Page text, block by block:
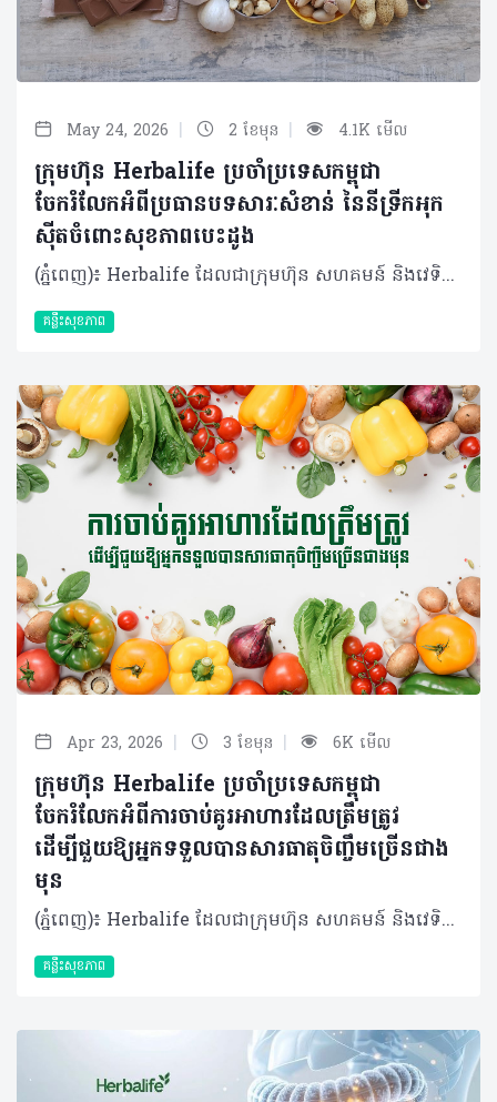
May 24, 2026 | 2 ខែមុន | 4.1K មើល
ក្រុមហ៊ុន Herbalife ប្រចាំប្រទេសកម្ពុជា
ចែករំលែកអំពីប្រធានបទសារៈសំខាន់ នៃនីទ្រីកអុក
ស៊ីតចំពោះសុខភាពបេះដូង
(ភ្នំពេញ)៖ Herbalife ដែលជាក្រុមហ៊ុន សហគមន៍ និងវេទិកាភ្ជាប់ទំនាក់ទំនងលំដាប់ថ្នាក់ពិភពលោក ផ្នែកសុខភាព និងសុខុមាលភាពបានចែករំលែកអំពីសារៈសំខាន់នៃនីទ្រីកអុកស៊ីតចំពោះសុខភាពបេះដូង និងថាតើអ្វីទៅជាការជំរុញនីទ្រីកអុកស៊ីត? មានកត្តាជាច្រើនក្នុងការរស់នៅឱ្យបានល្អបំផុត ហើយក៏មិនចាំបាច់ពិបាកស្មុគស្មាញអ្វីច្រើននោះដែរ។ មានវិធីសាមញ្ញមួយចំនួនដើម្បីគាំទ្រដល់សុខភាពបេះដូងរបស់អ្នកឱ្យមានសុខភាពល្អគឺ តាមរយៈរបបអាហារត្រឹមត្រូវ ការហាត់ប្រាណឱ្យបានទៀងទាត់ និងការទទួលទានអាហាររូបត្ថម្ភជំនួយ។របបអាហារ និងលំហាត់ប្រាណគឺងាយស្រួល ប៉ុន្តែអាហាររូបត្ថម្ភជំនួយវិញ? វិធីដ៏ល្អបំផុតមួយដើម្បីជួយការពារបេះដូងរបស់អ្នកគឺ តាមរយៈនីទ្រីកអុកស៊ីត ឬ ពាក្យកាត់ NO។ តើនីទ្រីកអុកស៊ីតដំណើរការយ៉ាងដូចម្តេច? នីទ្រីកអុកស៊ីត គឺជាឧស្ម័នដែលកើតឡើងពីធម្មជាតិដែលមាននៅទាំងក្នុង និងក្រៅរាងកាយ។ វាការពារប្រព័ន្ធសរសៃឈាមបេះដូងរបស់អ្នកពីការខូចខាត និងការចុះខ្សោយតាមវ័យ ដោយលើកកម្ពស់ភាពយឺត នៃសរសៃឈាម។ នីទ្រីកអុកស៊ីតជួយឱ្យជញ្ជាំងសរសៃឈាមរបស់អ្នកសម្រាក និងរីកធំ ដើម្បីឱ្យកោសិកាឈាមអាចរត់បានយ៉ាងងាយស្រួល។ ដំណើរការនេះអនុញ្ញាតឱ្យសារធាតុចិញ្ចឹម និងអុកស៊ីហ្សែនត្រូវបានបញ្ជូនទៅកាន់រាងកាយឱ្យកាន់តែមានប្រសិទ្ធភាព។ អត្ថប្រយោជន៍ នៃនីទ្រីកអុកស៊ីត នីទ្រីកអុកស៊ីតត្រូវបានគេហៅថាជា "Miracle Molecule" ឬ “ម៉ូលេគុលអស្ចារ្យ” ដោយសារតែអត្ថប្រយោជន៍ជាច្រើនដែលវាមាន។ ផ្អែកលើការសិក្សាមួយដែលបានចុះផ្សាយក្នុងទស្សនាវដ្តីវេជ្ជសាស្ត្រ The Journal of Preventive Medicine and Hygiene បានបង្ហាញឱ្យឃើញពីអត្ថប្រយោជន៍របស់នីទ្រីកអុកស៊ីតដូចខាងក្រោម៖ • ជួយគាំទ្រដល់ដំណើរការបេះដូង • រក្សាសរសៃឈាមឱ្យមានភាពបត់បែន • ធ្វើឱ្យលំហូរឈាមប្រសើរឡើង • គាំទ្រដល់គ្រប់កោសិកាទាំងអស់នៅក្នុងរាងកាយរបស់អ្នក • ជំរុញមុខងារបេះដូង ខួរក្បាល និងសរីរាង្គផ្សេងៗទៀតផងដែរ ការធ្វើឱ្យលំហូរឈាម និងការចរាចរឈាមប្រសើរឡើង នឹងជួយសម្រាលបន្ទុកការងាររបស់បេះដូង។ បេះដូងតែងតែច្របាច់បញ្ជូនកោសិកាឈាមផ្តល់​ថាមពលដល់គ្រប់សាច់ដុំ និងសរីរាង្គក្នុងរាងកាយ។ នីទ្រីកអុកស៊ីតជួយឱ្យសរសៃឈាមសម្រាក អនុញ្ញាតិឱ្យកោសិកាទាំងអស់អាចធ្វើចលនា និងរក្សាសម្ពាធឈាមឱ្យស្ថិតក្នុងកម្រិតដែលមានសុខភាពល្អ។ ការផលិតនីទ្រីកអុកស៊ីត រាងកាយផលិតនីទ្រីកអុកស៊ីតដោយធម្មជាតិក្នុងកំឡុងពេលរំលាយអាហារនៅពេលដែលប្រូតេអ៊ីនត្រូវបានបំបែកទៅជាអាស៊ីតអាមីណូដូចជា L-arginine និង L-citrulline។ នៅពេលដែលសារធាតុ L-arginine ត្រូវបានស្រូបចូលទៅក្នុងកោសិកាដែលនៅតាមជញ្ជាំងសរសៃឈាមរបស់អ្នក វានឹងបំប្លែងទៅជានីទ្រីកអុកស៊ីត (NO)។ L-citrulline គឺជាផលដែលកើតចេញពីការបំប្លែងនោះ ហើយវាដើរតួអ្នកជាការបន្ថែមថាមពល ប៉ុន្តែឥទ្ធិពលវាគឺមានរយៈពេលខ្លី។ នីទ្រីកអុកស៊ីតត្រូវបានបំផ្លាញចោលដោយសារម៉ូលេគុលអុកស៊ីហ្សែនសកម្មក្នុងរយៈពេលតែមួយវិនាទីប៉ុណ្ណោះ បន្ទាប់ពីការផលិត។ ការការពារកម្រិតនីទ្រីកអុកស៊ីត សារធាតុប្រឆាំងអុកស៊ីតកម្ម គឺជាវិធីមួយដើម្បីការពារកម្រិតនីទ្រីកអុកស៊ីតនៅក្នុងរាងកាយរបស់អ្នក។ សារធាតុប្រឆាំងអុកស៊ីតកម្មទាំងនេះជួយឱ្យរាងកាយស្រូបយកម៉ូលេគុលអុកស៊ីហ្សែនសកម្ម មុនពេលពួកវាអាចបង្កៃការខូចខាតណាមួយដល់នីទ្រីកអុកស៊ីត។ តាមរយៈការទទួលទានវីតាមីន C និង E រួមគ្នាជាមួយអាស៊ីត alpha lipoic អ្នកអាចជួយបង្កើតរបាំងការពារសម្រាប់នីទ្រីកអុកស៊ីតបាន។ បន្ទាប់ពីអាយុ ៣០ ឆ្នាំឡើង បរិមាណនីទ្រីកអុកស៊ីតដែលផលិតដោយធម្មជាតិក្នុងរាងកាយចាប់ផ្តើមថយចុះ។ ដូច្នោះហើយទើបវាជាការចាំបាច់ក្នុងជួយការពារ និងជម្រុះការបន្ថែមការផលិត NO ដើម្បីគាំទ្រដល់ប្រព័ន្ធសរសៃឈាមបេះដូងឱ្យមានសុខភាពល្អ។ ការជម្រុញនីទ្រីកអុកស៊ីត ដើម្បីជំរុញការផលិតនីទ្រីកអុកស៊ីតក្នុងរាងកាយ មានរឿងមួយចំនួនដែលអ្នកអាចធ្វើបានជារៀងរាល់ថ្ងៃ។ ជាទូទៅ វាអាស្រ័យលើរបបអាហារ ការហាត់ប្រាណ និងការទទួលទានអាហារូបត្ថម្ភដើម្បីជួយបំពេញបន្ថែម។ ចំពោះអាហារូបត្ថម្ភ អ្នកគួរទទួលទានអាហារដែលសម្បូរសារធាតុចិញ្ចឹមរួមមាន៖ • ប្រូតេអ៊ីនដែលមានគុណភាពខ្ពស់ដូចជាសណ្តែកសៀង សាច់ គ្រាប់ធញ្ញជាតិ ទឹកដោះគោ និងអាហារក្រឡុកប្រូតេអ៊ីន • បន្លែដែលមានសារធាតុនីត្រាតខ្ពស់ដូចជា គិនឆាយ សាឡាត់ មើមឆៃថាវក្រហម ស្ពៃពួយឡេង និងអាហារបំប៉នបន្លែបៃតង ក៏ជាជម្រើសដ៏ល្អដែរ • អាស៊ីតខ្លាញ់អូមេហ្គា ៣ ក៏ជួយកាត់បន្ថយការរលាកក្នុងរាងកាយផងដែរ របបអាហារដែលមានតុល្យភាពមិនមែនជាវិធីតែមួយគត់ដើម្បីបង្កើនកម្រិតនីទ្រីកអុកស៊ីតរបស់អ្នកនោះទេ។ វាក៏សំខាន់ផងដែរក្នុងការផ្តោតលើសុខុមាលភាពទូទៅរបស់អ្នកដូចជា៖ • ធានាថាអ្នកបានរក្សាជាតិទឹកបានគ្រប់គ្រាន់ • គេងឱ្យបានគ្រប់គ្រាន់ • និងបង្កើនសកម្មភាពរាងកាយ ការហាត់ប្រាណគឺជាចំណុចសំខាន់មួយ ព្រោះការផលិតនីទ្រីកអុកស៊ីតកើនឡើងយ៉ាងខ្លាំងក្នុងកំឡុងពេលធ្វើសកម្មភាពរាងកាយគ្រប់កម្រិត។ មិនថាការដើរ រត់ ជិះកង់ ហែលទឹក ឬសូម្បីតែការឡើងជណ្តើរ សុទ្ធតែជួយទ្រទ្រង់កម្រិត NO និងរបៀបរស់នៅដែលមានសុខភាពល្អទាំងអស់។ ការប្រើប្រាស់អាហារូបត្ថម្ភជំនួយ ក៏ជាកត្តាសំខាន់ផងដែរ ព្រោះសូម្បីតែរបបអាហារដែលមានតុល្យភាពបំផុតក៏នៅតែមានចន្លោះខ្វះខាតសារធាតុចិញ្ចឹមដែរ។ ដូច្នោះហើយអាហារូបត្ថម្ភជំនួយដូចជា អាហារក្រឡុកប្រូតេអ៊ីន អាហារូបត្ថម្ភជំនួយបន្លែបៃតង និងអូមេហ្គា ៣ គឺអាចជួយបំពេញចន្លោះខ្វះខាតបានយ៉ាងច្រើន។ សម្រាប់ការគាំទ្រកម្រិតនីទ្រីកអុកស៊ីត អាស៊ីតអាមីណូដូចជា L-arginine និង L-citrulline វីតាមីន C និង E អាស៊ីត alpha lipoic និងអាស៊ីតហ្វូលិក គឺពិតជាត្រូវការចាំបាច់។ ផលិតផល Herbalife® Vitality Amino Drink មានផ្ទុកនូវគ្រឿងផ្សំទាំងអស់នេះ និងជាជម្រើសដ៏ល្អសម្រាប់គាំទ្រដល់សុខភាពសរសៃឈាមបេះដូងរបស់អ្នក។ Vitality Amino Drink រួមបញ្ចូលគ្នានូវអាស៊ីតអាមីណូ និងសារធាតុប្រឆាំងអុកស៊ីតកម្មដែលចាំបាច់ដើម្បីគាំទ្រដល់ការផលិត និងរក្សាកម្រិត NO ដើម្បីរក្សាសរសៃឈាមឱ្យមានភាពបត់បែន។ ផលិតផល Herbalife24® Rebuild Strength ក៏ជាជម្រើសដ៏ល្អមួយទៀតដែលជួយបង្កើនកម្រិត NO ក្នុងរាងកាយរបស់អ្នក។ នៅពេលទទួលទានមុនពេលហាត់ប្រាណ វាជួយគាំទ្រដល់លំហូរឈាម និងធ្វើឱ្យសមត្ថភាពកីឡា និងភាពធន់ប្រសើរឡើង។ ការរក្សាកម្រិតនីទ្រីកអុកស៊ីតឱ្យបានខ្ពស់ គឺជាគន្លឹះសម្រាប់សុខភាពរាងកាយ និងបេះដូង ។ អ្នកអាចជួយឱ្យបេះដូងមានសុខភាពល្អទៅតាមវ័យ តាមរយៈការរក្សាភាពបត់បែននៃសរសៃឈាម និងការកែលម្អលំហូរឈាមក្នុងរាងកាយ ជាមួយនឹងសារធាតុ L-arginine និង L-citrulline ដែលមាននៅក្នុងផលិតផល Vitality Amino Drink ។ ការផ្ដោតលើរបបអាហារដែលមានតុល្យភាព ការហាត់ប្រាណឱ្យបានទៀងទាត់ និងការទទួលបានកម្រិត NO ឱ្យបានគ្រប់គ្រាន់ គឺជាគន្លឹះក្នុងការគាំទ្រដល់សុខភាពបេះដូង និងការរស់នៅឱ្យបានល្អបំផុត។ អំពីក្រុមហ៊ុន Herbalife ក្រុមហ៊ុន Herbalife (NYSE: HLF) គឺជាក្រុមហ៊ុនសុខភាព និងសុខុមាលភាពឈានមុខគេ និងជាសហគមន៍ដែលកំពុងផ្លាស់ប្តូរជីវិតរបស់មនុស្សជាមួយនឹងផលិតផលអាហារូបត្ថម្ភដ៏អស្ចារ្យ និងជាឱកាសអាជីវកម្មសម្រាប់សមាជិកឯករាជ្យរបស់ខ្លួនចាប់តាំងពីឆ្នាំ 1980។ ក្រុមហ៊ុនផ្តល់ជូននូវផលិតផលដែលគាំទ្រដោយវិទ្យាសាស្រ្តដល់អ្នកប្រើប្រាស់នៅក្នុងទីផ្សារជាង 90។ តាមរយៈសមាជិកឯករាជ្យដែលផ្តល់ជូននូវការបណ្តុះបណ្តាល​មួយទល់មួយ និងផ្តល់ការគាំទ្រសហគមន៍ដោយបំផុសគំនិតឱ្យអតិថិជនប្រកាន់ខ្ជាប់នូវរបៀបរស់នៅដែលមានភាពសកម្ម។
គន្លឹះសុខភាព
Apr 23, 2026 | 3 ខែមុន | 6K មើល
ក្រុមហ៊ុន Herbalife ប្រចាំប្រទេសកម្ពុជា
ចែករំលែកអំពីការចាប់គូរអាហារដែលត្រឹមត្រូវ
ដើម្បីជួយឱ្យអ្នកទទួលបានសារធាតុចិញ្ចឹមច្រើនជាង
មុន
(ភ្នំពេញ)៖ Herbalife ដែលជាក្រុមហ៊ុន សហគមន៍ និងវេទិកាភ្ជាប់ទំនាក់ទំនង លំដាប់ថ្នាក់ពិភពលោក ផ្នែកសុខភាព និងសុខុមាលភាពបានចែករំលែកអំពី ការចាប់គូរអាហារដោយឆ្លាតវៃ ដើម្បីជួយឱ្យអ្នកទទួលបានសារធាតុចិញ្ចឹមច្រើនជាងមុន។ អាហារូបត្ថម្ភល្អមិនមែនសំដៅលើការទទួលទានតែអាហារដែលកំពូល (Superfood) ឬវីតាមីនតែមួយមុខៗនោះទេ។ ផ្ទុយទៅវិញគឺជាការទទួលទានឱ្យមានតុល្យភាពចម្រុះមុខ ដើម្បីផ្តល់សារធាតុចិញ្ចឹមគ្រប់គ្រាន់ដល់រាងកាយសម្រាប់ការលូតលាស់ និងសុខុមាលភាពទូទៅ។ ការចាប់គូអាហារនឹងជួយឱ្យរាងកាយស្រូបយក និងប្រើប្រាស់សារធាតុចិញ្ចឹមទាំងនោះបានកាន់តែមានប្រសិទ្ធភាព។ វិទ្យាសាស្ត្រអាហារូបត្ថម្ភបានទទួលស្គាល់ថា ការរួមបញ្ចូលគ្នានៃអាហារមួយចំនួនអាចមានឥទ្ធិពលលើកម្រិតសារធាតុចិញ្ចឹមអាចត្រូវបានស្រូបយក និងប្រើប្រាស់ដោយរាងកាយ។ ដូចនេះ អ្នកក៏មានអំណាចអាចជម្រុញការស្រូបយកសារធាតុចិញ្ចឹមនៃសារពាង្គកាយខាងក្នុងបានផងដែរ តាមរយៈការផ្គួរផ្គងអាហារនីមួយៗដោយខ្លួនឯង។ វិធីមួយក្នុងចំណោមវិធីដែលងាយស្រួលបំផុតនោះ គឺការផ្លាស់ប្តូរមុខម្ហូប និងការទទួលទានអាហារសុខភាពចម្រុះឱ្យបានទៀងទាត់ ជាជាងការទទួលទានអាហារដដែលៗរាល់ថ្ងៃ។ តើអ្នកមានដឹងទេថាការផ្គូរផ្គងអាហារមួយចំនួនអាចផ្តល់អត្ថប្រយោជន៍ដល់រាងកាយច្រើនជាងការដែលអ្នកញ៉ាំអាហារទាំងនោះដាច់ដោយឡែកពីគ្នា? ការចាប់គូរអាហារឆ្លាតវៃទាំង ៥ យ៉ាង៖ បន្លែចម្រុះ ដូចជា ស្ពៃពួយឡេង ការ៉ុត ម្ទេសប្លោក និងប៉េងប៉ោះ មានផ្ទុកសារធាតុ Carotenoids មិនត្រឹមតែធ្វើឱ្យរុក្ខជាតិមានពណ៌ស្រស់ស្អាតប៉ុណ្ណឹងទេ ប៉ុន្តែវាក៏ដើរតួជាសារធាតុប្រឆាំងអុកស៊ីតកម្មផងដែរ។ សមាសធាតុនេះវារលាយក្នុងខ្លាញ់ មានន័យថាវានឹងត្រូវបានស្រូបយកបានល្អប្រសើរ នៅពេលញ៉ាំជាមួយជាតិខ្លាញ់ខ្លះ។ អ្នកអាចបន្ថែមជាតិខ្លាញ់ល្អបានតាមវិធីជាច្រើន៖ លាយប្រេងអូលីវលើសាឡាត់ បន្ថែមគ្រាប់ធញ្ញជាតិបន្តិចបន្តួចទៅក្នុងបន្លែឆ្អិន ឬបន្ថែមផ្លែបឺរជាដើម។ តាមរយៈការធ្វើបែបនេះ រាងកាយរបស់អ្នកអាចស្រូបយកសារធាតុប្រឆាំងអុកស៊ីតកម្មដ៏មានប្រយោជន៍ទាំងនេះបានកាន់តែប្រសើរ។ វីតាមីន C ជាមួយជាតិដែក ជួយទ្រទ្រង់ដល់ដំណើរអុកស៊ីសែន និងជួយដល់មេតាប៉ូលីសក្នុងការបំប្លែងអាហារជាថាមពល។ វីតាមីន និងជាតិដែកនេះមាននៅក្នុងប្រភពរុក្ខជាតិ និងសាច់សត្វ។ ជាតិដែកប្រភេទ Heme ដែលមាននៅក្នុង សាច់បក្សី ត្រី និងស៊ុត រាងកាយងាយស្រូបយកដោយមានប្រសិទ្ធភាព ខណៈដែលជាតិដែកប្រភេទ Non-heme ពីអាហាររុក្ខជាតិដូចជា សណ្តែក សណ្តែកបណ្តុះ ស្ពៃពួយឡេង និងធញ្ញជាតិ រាងកាយស្រូបយកបានតិចតែប៉ុណ្ណោះ។ វីតាមីន C ជួយបង្កើនការស្រូបយកជាតិដែកប្រភេទ Non-heme នេះ។ អ្នកអាចទទួលទានបន្ថែមវីតាមីន C រួមគ្នា តួយ៉ាងការទទួលទានប៉េងប៉ោះ ផ្លែក្រូច និងស្ត្របឺរី ដោយយកពួកវាទៅលាយបញ្ចូលនិងមុខម្ហូបដទៃដែលសម្បូរវីតាមីន C ស្រាប់ ដើម្បីជួយឱ្យរាងកាយរបស់អ្នកស្រូបយកជាតិដែកប្រភេទ Non-heme នេះបានដោយមានប្រសិទ្ធភាព។ អាហារក្រឡុកប្រូតេអ៊ីន ដែលមានបន្ថែមជាតិដែកមករួចស្រេច ក៏អាចជួយបំពេញតម្រូវការជាតិដែកបានដែរ ហើយនៅពេលចាប់គូជាមួយអាហារសម្បូរវីតាមីន C ជាតិដែកនឹងត្រូវបានស្រូបយកយ៉ាងល្អប្រសើរ។​ ដូច្នោះអ្នកអាចសាកបន្ថែមផ្លែឈើដូចជា ផ្លែម្នាស់ ស្ត្រប៊ឺរី ឬផ្លែស្វាយ ទៅក្នុងអាហារក្រឡុករបស់អ្នកបាន។ ការបន្ថែមបន្តិចបន្តួចទាំងនេះ អាចបង្កើតភាពខុសប្លែកគ្នា ក្នុងការបំពេញតម្រូវការសារធាតុចិញ្ចឹមប្រចាំថ្ងៃបាន។ តែបៃតង ជាមួយអាហារដែលសម្បូរវីតាមីន C តែបៃតងមានសមាសធាតុរុក្ខជាតិដ៏មានប្រយោជន៍ហៅថា Catechins ដែលដើរតួជាសារធាតុប្រឆាំងអុកស៊ីតកម្ម។ ការបន្ថែមក្រូចឆ្មារទៅក្នុងតែរបស់អ្នក ឬការទទួលទានវារួមជាមួយផ្លែឈើដែលសម្បូរវីតាមីន C (ដូចជា ក្រូច ស្ត្រប៊ឺរី ឬគីវី) ជួយឱ្យការស្រូបយកសមាសធាតុទាំងនេះមានភាពប្រសើរឡើង។ ប្រសិនបើអ្នកមានទម្លាប់ទទួលទានតែបៃតង ការចាប់គូវាជាមួយអាហារសម្រន់ដែលមានតុល្យភាព និងមានវីតាមីន C គឺរឹតតែល្អ។ ហើយប្រសិនបើអាហារសម្រន់របស់អ្នកមានជាតិប្រូតេអ៊ីន និងជាតិសរសៃ (Fiber) ច្រើនទៀត នោះវាកាន់តែប្រសើរព្រោះវានឹងជួយផ្តល់ថាមពលបានយូរ។ វីតាមីន D ជាមួយអាហារសម្បូរកាល់ស្យូម៖ វីតាមីន D ចាំបាច់សម្រាប់ជួយឱ្យរាងកាយស្រូបយកកាល់ស្យូម ដែលទ្រទ្រង់ដល់សុខភាពឆ្អឹង និងមុខងារសាច់ដុំ។ ត្រីដែលមានជាតិខ្លាញ់ដូចជា ត្រីសាល់ម៉ុន ត្រីបេកា និង ស៊ុតផ្តល់​​នូវវីតាមីន D បន្លែស្លឹកបៃតង អាហារធ្វើពីទឹកដោះគោ និងភេសជ្ជៈធ្វើពីរុក្ខជាតិដែលបន្ថែមសារធាតុចិញ្ចឹម ជួយផ្តល់នូវកាល់ស្យូម។ សម្រាប់អ្នកដែលមិនសូវទទួលទានសាច់ ផលិតផលដែលមានសារធាតុចិញ្ចឹម ឬអាហារបំប៉នដែលផ្តល់វីតាមីន D អាចជួយបំពេញចន្លោះខ្វះខាតទាំងនេះបាន។ នៅពេលរួមបញ្ចូលគ្នាជាមួយអាហារសម្បូរកាល់ស្យូម មិនថាពីប្រភពរុក្ខជាតិ ឬសត្វនោះទេ ពួកវាអាចជួយទ្រទ្រង់តម្រូវការរាងកាយរបស់អ្នកបាន។ មនុស្សពេញវ័យជាច្រើនមិនសូវទទួលទានប្រូតេអ៊ីន និងជាតិសរសៃបានគ្រប់គ្រាន់តាមតម្រូវការប្រចាំថ្ងៃនោះទេ សារធាតុទាំងពីរនេះសុទ្ធតែសំខាន់សម្រាប់ទ្រទ្រង់ភាពឆ្អែត។ ដូច្នេះការរួមបញ្ចូលប្រូតេអ៊ីនជាមួយអាហារដែលមានជាតិសរសៃខ្ពស់ អាចជួយឱ្យអ្នកមានអារម្មណ៍ឆ្អែតបានយូរ ហើយជាតិសរសៃក៏ជួយដល់សុខភាពប្រព័ន្ធរំលាយអាហារផងដែរ។ សរុបសេចក្តីមកវិញ អាហារូបត្ថម្ភល្អ មិនមែនជាច្បាប់ដ៏តឹងរ៉ឹង ឬការដេញតាមញ៉ាំតែអាហារកំពូល Superfood ណាមួយនោះទេ។ វាគឺជាការផ្តល់ឱ្យរាងកាយរបស់អ្នកនូវសារធាតុចិញ្ចឹមដែលវាត្រូវការឱ្យបានទៀងទាត់ តាមរបៀបដែលសមស្របនឹងរបៀបរស់នៅរបស់អ្នក។ ការទទួលទានអាហារចម្រុះមានន័យថា អ្នកនឹងទទួលបានអត្ថប្រយោជន៍ពីការចាប់គូអាហារទាំងនេះ។ ខណៈពេលដែលអាហារធម្មជាតិគឺជាអាហារចម្បងនៃរបបអាហារ ផលិតផលដែលបន្ថែមសារធាតុចិញ្ចឹម អាហារក្រឡុកប្រូតេអ៊ីន សុទ្ធតែអាចប្រើជារបស់ជំនួយបំពេញចន្លោះខ្វះខាត ជាពិសេសនៅពេលដែលអ្នកមមាញឹកហើយត្រូវការឱ្យរាងកាយអ្នកមានអាហារូបត្ថម្ភគ្រប់គ្រាន់។ អាហារូបត្ថម្ភ មិនមែនទាមទារភាពល្អឥតខ្ចោះនោះទេ ប៉ុន្តែវាទាមទារនូវភាពជាប់លាប់ក្នុងការអនុវត្ត។ តាមរយៈការរួមបញ្ចូលគ្នារវាងការចាប់គូអាហារ ជាមួយនឹងការជ្រើសរើសអាហារដែលផ្ដល់សុខភាពល្អ រួមមានប្រូតេអ៊ីនពី ប្រភពរុក្ខជាតិ និងសត្វ បន្លែផ្លែឈើ គ្រាប់ធញ្ញជាតិដែលសម្បូរជាតិសរសៃ និងខ្លាញ់ល្អ អ្នកនឹងនឹងទទួលបាននូវអាហារូបត្ថម្ភដែលប្រកបដោយនិរន្តរភាព ដើម្បីផ្ដល់ឱ្យរាងកាយនូវអ្វីដែលវាត្រូវការជាចាំបាច់ពីមួយថ្ងៃទៅមួយថ្ងៃ។ អំពីក្រុមហ៊ុន Herbalife ក្រុមហ៊ុន Herbalife (NYSE: HLF) គឺជាក្រុមហ៊ុនសុខភាព និងសុខុមាលភាពឈានមុខគេ និងជាសហគមន៍ដែលកំពុងផ្លាស់ប្តូរជីវិតរបស់មនុស្សជាមួយនឹងផលិតផលអាហារូបត្ថម្ភដ៏អស្ចារ្យ និងជាឱកាសអាជីវកម្មសម្រាប់សមាជិកឯករាជ្យ​របស់ខ្លួនចាប់តាំងពីឆ្នាំ 1980។ ក្រុមហ៊ុនផ្តល់ជូននូវផលិតផលដែលគាំទ្រដោយវិទ្យាសាស្រ្តដល់អ្នកប្រើប្រាស់នៅក្នុងទីផ្សារជាង 90។ តាមរយៈសមាជិកឯករាជ្យដែលផ្តល់ជូននូវការបណ្តុះបណ្តាលមួយទល់មួយ និងផ្តល់ការគាំទ្រសហគមន៍ដោយបំផុសគំនិតឱ្យអតិថិជនប្រកាន់ខ្ជាប់នូវរបៀបរស់នៅដែលមានភាពសកម្ម។
គន្លឹះសុខភាព